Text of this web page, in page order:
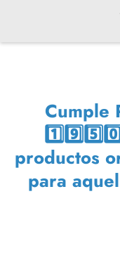
Cumple
productos
para